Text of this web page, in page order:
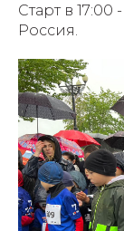
Старт в 17:00
Россия.